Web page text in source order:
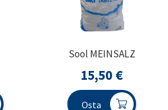
Sool MEINSALZ
15,50 €
Osta